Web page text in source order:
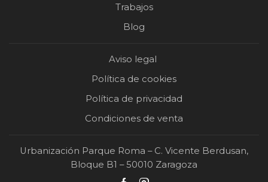
Trabajos
Blog
Aviso legal
Política de cookies
Política de privacidad
Condiciones de venta
Urbanización Parque Roma – C. Vicente Berdusan,
Bloque B1 – 50010 Zaragoza